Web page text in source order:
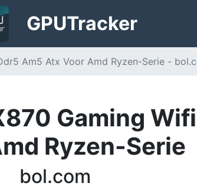
GPUTracker
Am5 Atx Voor Amd Ryzen-Serie -
Gaming
Ryzen-Serie
bol.com